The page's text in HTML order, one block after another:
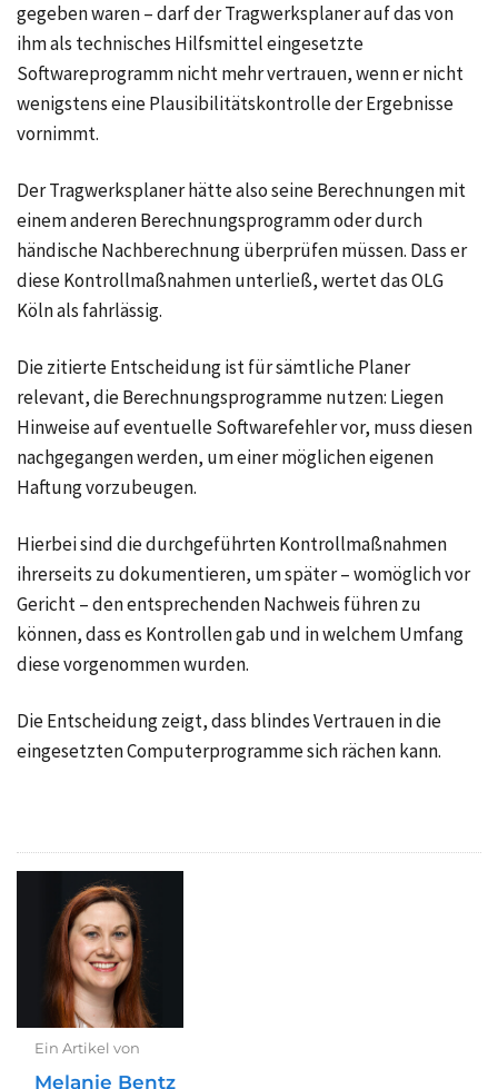
gegeben waren – darf der Tragwerksplaner auf das von
ihm als technisches Hilfsmittel eingesetzte
Softwareprogramm nicht mehr vertrauen, wenn er nicht
wenigstens eine Plausibilitätskontrolle der Ergebnisse
vornimmt.
Der Tragwerksplaner hätte also seine Berechnungen mit
einem anderen Berechnungsprogramm oder durch
händische Nachberechnung überprüfen müssen. Dass er
diese Kontrollmaßnahmen unterließ, wertet das OLG
Köln als fahrlässig.
Die zitierte Entscheidung ist für sämtliche Planer
relevant, die Berechnungsprogramme nutzen: Liegen
Hinweise auf eventuelle Softwarefehler vor, muss diesen
nachgegangen werden, um einer möglichen eigenen
Haftung vorzubeugen.
Hierbei sind die durchgeführten Kontrollmaßnahmen
ihrerseits zu dokumentieren, um später – womöglich vor
Gericht – den entsprechenden Nachweis führen zu
können, dass es Kontrollen gab und in welchem Umfang
diese vorgenommen wurden.
Die Entscheidung zeigt, dass blindes Vertrauen in die
eingesetzten Computerprogramme sich rächen kann.
Ein Artikel von
Melanie Bentz